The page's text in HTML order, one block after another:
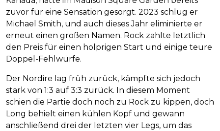
zuvor für eine Sensation gesorgt. 2023 schlug er
Michael Smith, und auch dieses Jahr eliminierte er
erneut einen großen Namen. Rock zahlte letztlich
den Preis für einen holprigen Start und einige teure
Doppel-Fehlwürfe.
Der Nordire lag früh zurück, kämpfte sich jedoch
stark von 1:3 auf 3:3 zurück. In diesem Moment
schien die Partie doch noch zu Rock zu kippen, doch
Long behielt einen kühlen Kopf und gewann
anschließend drei der letzten vier Legs, um das